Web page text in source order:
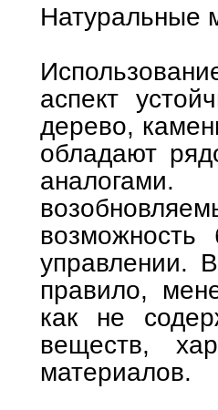
Натуральные
аспект
дерево,
обладают
возможность
управлении.
правило,
как не
веществ,
материалов.